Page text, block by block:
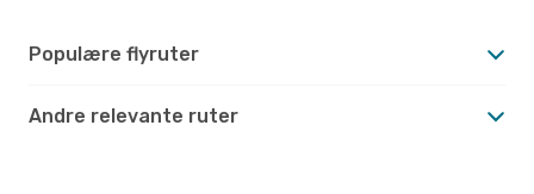
Populære flyruter
Andre relevante ruter